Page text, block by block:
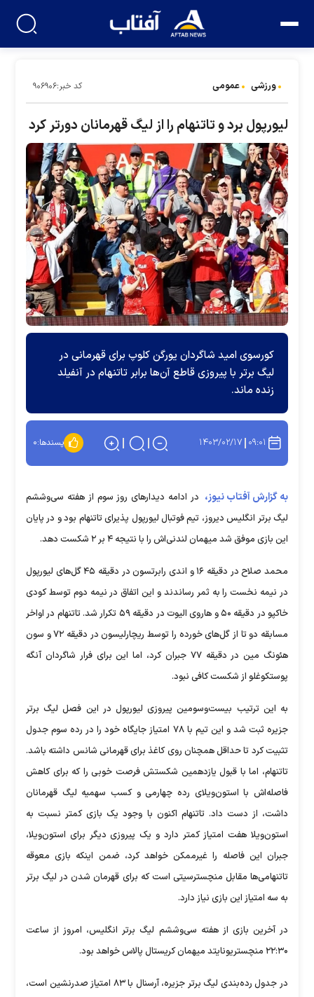
ورزشی عمومی کد خبر:۹۰۶۹۰۶
لیورپول برد و تاتنهام را از لیگ قهرمانان دورتر کرد
کورسوی امید شاگردان یورگن کلوپ برای قهرمانی در
لیگ برتر با پیروزی قاطع آن‌ها برابر تاتنهام در آنفیلد
زنده ماند.
۰۹:۰۱ ۱۴۰۳/۰۲/۱۷ پسندها:۰
به گزارش آفتاب نیوز، در ادامه دیدار‌های روز سوم از هفته سی‌و‌ششم
لیگ برتر انگلیس دیروز، تیم فوتبال لیورپول پذیرای تاتنهام بود و در پایان
این بازی موفق شد میهمان لندنی‌اش را با نتیجه ۴ بر ۲ شکست دهد.
محمد صلاح در دقیقه ۱۶ و اندی رابرتسون در دقیقه ۴۵ گل‌های لیورپول
در نیمه نخست را به ثمر رساندند و این اتفاق در نیمه دوم توسط کودی
خاکپو در دقیقه ۵۰ و هاروی الیوت در دقیقه ۵۹ تکرار شد. تاتنهام در اواخر
مسابقه دو تا از گل‌های خورده را توسط ریچارلیسون در دقیقه ۷۲ و سون
هئونگ مین در دقیقه ۷۷ جبران کرد، اما این برای فرار شاگردان آنگه
پوستکوغلو از شکست کافی نبود.
به این ترتیب بیست‌و‌سومین پیروزی لیورپول در این فصل لیگ برتر
جزیره ثبت شد و این تیم با ۷۸ امتیاز جایگاه خود را در رده سوم جدول
تثبیت کرد تا حداقل همچنان روی کاغذ برای قهرمانی شانس داشته باشد.
تاتنهام، اما با قبول یازدهمین شکستش فرصت خوبی را که برای کاهش
فاصله‌اش با استون‌ویلای رده چهارمی و کسب سهمیه لیگ قهرمانان
داشت، از دست داد. تاتنهام اکنون با وجود یک بازی کمتر نسبت به
استون‌ویلا هفت امتیاز کمتر دارد و یک پیروزی دیگر برای استون‌ویلا،
جبران این فاصله را غیرممکن خواهد کرد، ضمن اینکه بازی معوقه
تاتنهامی‌ها مقابل منچسترسیتی است که برای قهرمان شدن در لیگ برتر
به سه امتیاز این بازی نیاز دارد.
در آخرین بازی از هفته سی‌و‌ششم لیگ برتر انگلیس، امروز از ساعت
۲۲:۳۰ منچستریونایتد میهمان کریستال پالاس خواهد بود.
در جدول رده‌بندی لیگ برتر جزیره، آرسنال با ۸۳ امتیاز صدرنشین است،